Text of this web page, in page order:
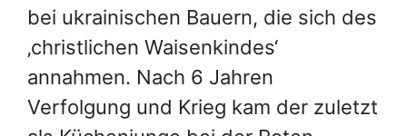
bei ukrainischen Bauern, die sich des
‚christlichen Waisenkindes‘
annahmen. Nach 6 Jahren
Verfolgung und Krieg kam der zuletzt